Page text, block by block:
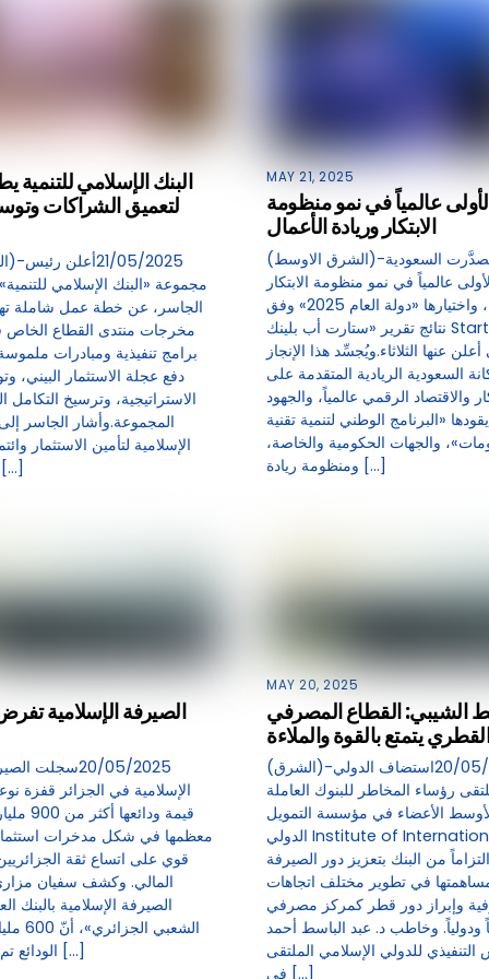
البنك الإسلامي للتنمية
لتعميق الشراكات
مجموعة «البنك الإسلامي
الجاسر، عن خطة عمل شاملة
مخرجات منتدى القطاع الخاص
برامج تنفيذية ومبادرات
دفع عجلة الاستثمار البيني،
الاستراتيجية، وترسيخ التكامل
المجموعة.وأشار الجاسر
الإسلامية لتأمين الاستثمار
قدَّمت
MAY 21, 2025
عالمياً في نمو منظومة
الابتكار وريادة الأعمال
(الشرق الاوسط)-21/05/2025تصدَّرت السعودية
عالمياً في نمو منظومة الابتكار
وريادة الأعمال، واختيارها «دولة العام 2025» وفق
نتائج تقرير «ستارت أب بلينك StartupBlink»
عنها الثلاثاء.ويُجسِّد هذا الإنجاز
السعودية الريادية المتقدمة على
والاقتصاد الرقمي عالمياً، والجهود
«البرنامج الوطني لتنمية تقنية
والجهات الحكومية والخاصة،
ومنظومة ريادة […]
الصيرفة الإسلامية
الإسلامية في الجزائر قفزة
قيمة
معظمها في شكل مدخرات
قوي على اتساع ثقة
المالي. وكشف سفيان
الصيرفة الإسلامية بالبنك
الشعبي
الودائع تم توجيهها لتمويل […]
MAY 20, 2025
الشيبي: القطاع المصرفي
يتمتع بالقوة والملاءة
(الشرق)-20/05/2025استضاف الدولي
رؤساء المخاطر للبنوك العاملة
الأعضاء في مؤسسة التمويل
الدولي Institute of International Finance
من البنك بتعزيز دور الصيرفة
في تطوير مختلف اتجاهات
وإبراز دور قطر كمركز مصرفي
ودولياً. وخاطب د. عبد الباسط أحمد
التنفيذي للدولي الإسلامي الملتقى
في […]